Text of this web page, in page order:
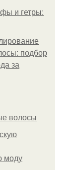
и гетры:
подбор
за
волосы
моду